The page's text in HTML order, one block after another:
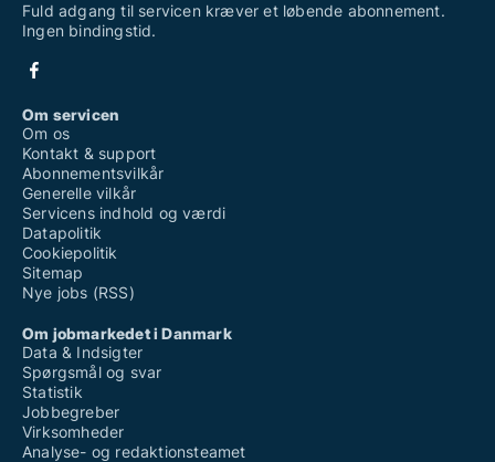
Fuld adgang til servicen kræver et løbende abonnement.
Ingen bindingstid.
Om servicen
Om os
Kontakt & support
Abonnementsvilkår
Generelle vilkår
Servicens indhold og værdi
Datapolitik
Cookiepolitik
Sitemap
Nye jobs (RSS)
Om jobmarkedet i Danmark
Data & Indsigter
Spørgsmål og svar
Statistik
Jobbegreber
Virksomheder
Analyse- og redaktionsteamet